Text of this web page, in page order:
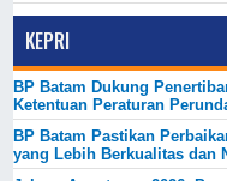
KEPRI
BP Batam Dukung
Ketentuan Peraturan
BP Batam Pastikan
yang Lebih Berkualitas dan